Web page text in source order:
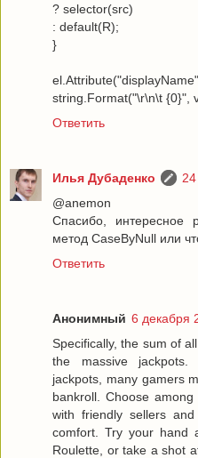
? selector(src)
: default(R);
}
string.Format("\r\n\t {0}",
Ответить
Илья Дубаденко
@anemon
Спасибо, интересное
метод CaseByNull или
Ответить
Анонимный 6 декабря
Specifically, the sum of
the massive jackpots.
jackpots, many gamers
bankroll. Choose
with friendly sellers
comfort. Try your hand
Roulette, or take a shot